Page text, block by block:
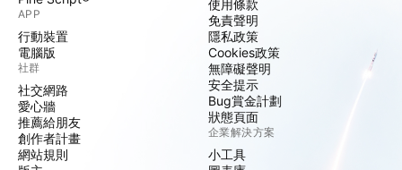
APP
行動裝置
電腦版
社群
社交網路
愛心牆
推薦給朋友
創作者計畫
網站規則
使用條款
免責聲明
隱私政策
Cookies政策
無障礙聲明
安全提示
Bug賞金計劃
狀態頁面
企業解決方案
小工具